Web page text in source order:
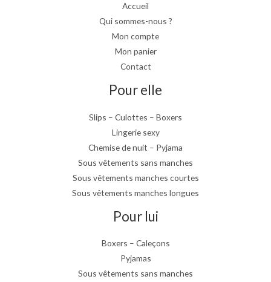
Accueil
Qui sommes-nous ?
Mon compte
Mon panier
Contact
Pour elle
Slips – Culottes – Boxers
Lingerie sexy
Chemise de nuit – Pyjama
Sous vêtements sans manches
Sous vêtements manches courtes
Sous vêtements manches longues
Pour lui
Boxers – Caleçons
Pyjamas
Sous vêtements sans manches